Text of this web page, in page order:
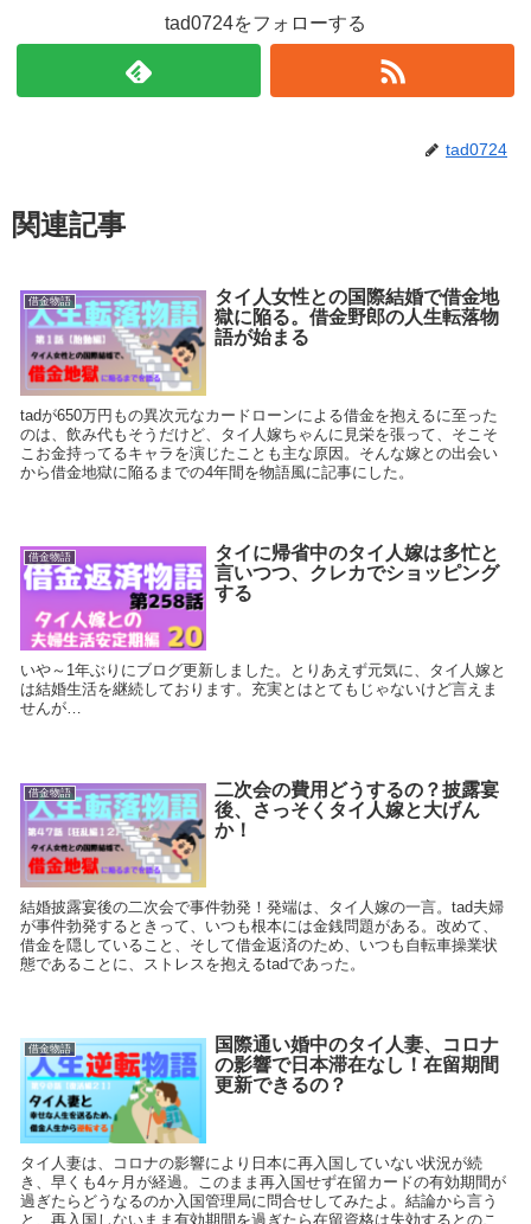
tad0724をフォローする
tad0724
関連記事
借金物語
タイ人女性との国際結婚で借金地
獄に陥る。借金野郎の人生転落物
語が始まる
tadが650万円もの異次元なカードローンによる借金を抱えるに至った
のは、飲み代もそうだけど、タイ人嫁ちゃんに見栄を張って、そこそ
こお金持ってるキャラを演じたことも主な原因。そんな嫁との出会い
から借金地獄に陥るまでの4年間を物語風に記事にした。
借金物語
タイに帰省中のタイ人嫁は多忙と
言いつつ、クレカでショッピング
する
いや～1年ぶりにブログ更新しました。とりあえず元気に、タイ人嫁と
は結婚生活を継続しております。充実とはとてもじゃないけど言えま
せんが…
借金物語
二次会の費用どうするの？披露宴
後、さっそくタイ人嫁と大げん
か！
結婚披露宴後の二次会で事件勃発！発端は、タイ人嫁の一言。tad夫婦
が事件勃発するときって、いつも根本には金銭問題がある。改めて、
借金を隠していること、そして借金返済のため、いつも自転車操業状
態であることに、ストレスを抱えるtadであった。
借金物語
国際通い婚中のタイ人妻、コロナ
の影響で日本滞在なし！在留期間
更新できるの？
タイ人妻は、コロナの影響により日本に再入国していない状況が続
き、早くも4ヶ月が経過。このまま再入国せず在留カードの有効期間が
過ぎたらどうなるのか入国管理局に問合せしてみたよ。結論から言う
と、再入国しないまま有効期間を過ぎたら在留資格は失効するとのこ